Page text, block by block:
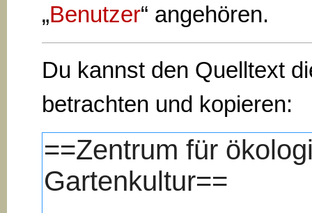
„Benutzer“ angehören.
Du kannst den Quelltext
betrachten und kopieren: